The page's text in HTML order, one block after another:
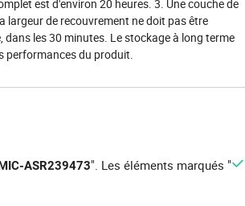
est d'environ 20 heures. 3. Une couche de
largeur de recouvrement ne doit pas être
les 30 minutes. Le stockage à long terme
performances du produit.
ASR239473". Les éléments marqués "